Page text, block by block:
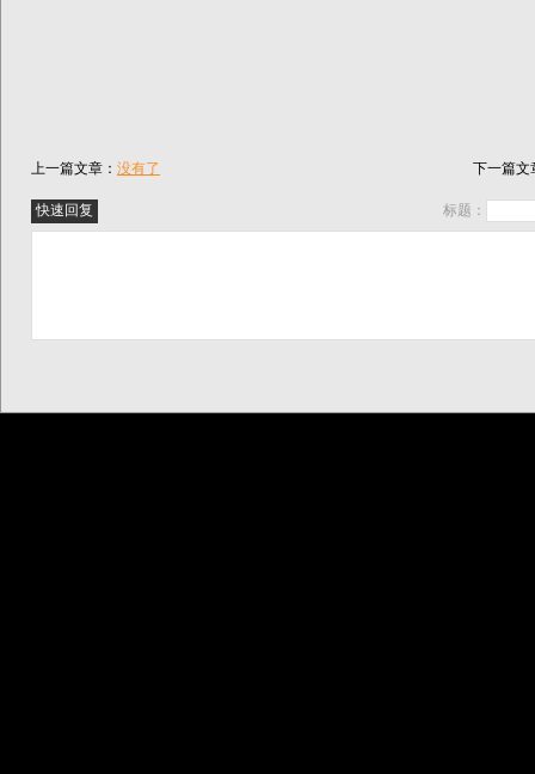
上一篇文章： 没有了 下一篇文
标题：